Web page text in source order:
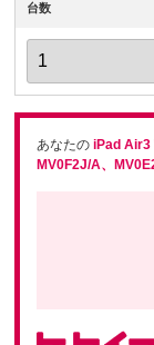
台数
あなたのiPad Air3
MV0F2J/A、